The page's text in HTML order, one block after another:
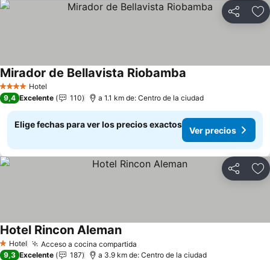
Compartir
4 EstrellasHotel
Mirador de Bellavista Riobamba
9,4 Excelente 110 a 1.1 km de: Centro de la ciudad
Elige fechas para ver los precios exactos
Ver precios
Compartir
1 Estrellas
Hotel Acceso a cocina compartida
Hotel Rincon AlemanVer precios
9,3 Excelente 187 a 3.9 km de: Centro de la ciudad